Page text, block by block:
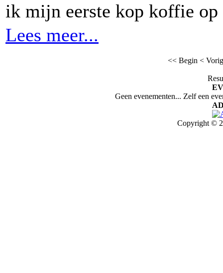
ik mijn eerste kop koffie op
Lees meer...
<< Begin <
Geen evenementen... Zelf een
Copyright ©